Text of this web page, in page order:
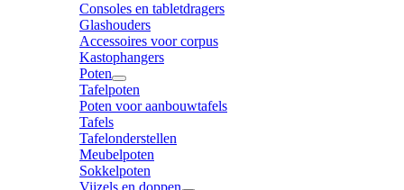
Consoles en tabletdragers
Glashouders
Accessoires voor corpus
Kastophangers
Poten
Tafelpoten
Poten voor aanbouwtafels
Tafels
Tafelonderstellen
Meubelpoten
Sokkelpoten
Vijzels en doppen